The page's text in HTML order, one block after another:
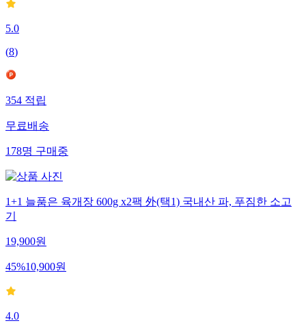
5.0
(8)
354적립
무료배송
178명구매중
1+1 늘품은 육개장 600g x2팩 外(택1) 국내산 파, 푸짐한 소고
기
19,900원
45%10,900원
4.0